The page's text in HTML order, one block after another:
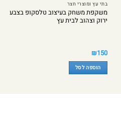
בתי עץ ומוצרי חצר
משקפת משחק בעיצוב טלסקופ בצבע
ירוק וצהוב לבית עץ
₪150
הוספה לסל